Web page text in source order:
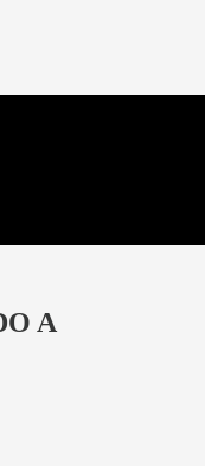
A